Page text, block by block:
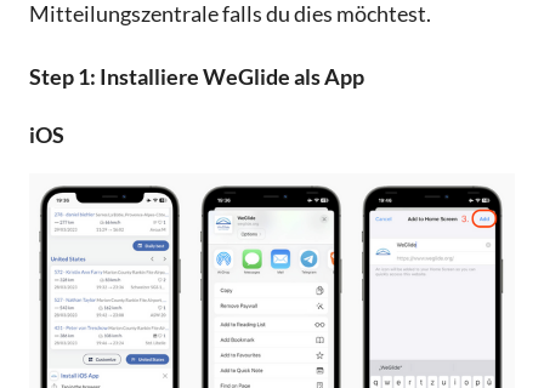
Mitteilungszentrale falls du dies möchtest.
Step 1: Installiere WeGlide als App
iOS